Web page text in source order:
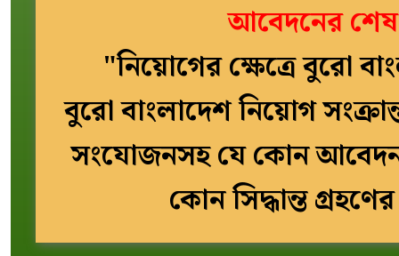
আবেদনের
"নিয়োগের ক্ষেত্রে বুরো
বুরো বাংলাদেশ নিয়োগ
সংযোজনসহ যে কোন
কোন সিদ্ধান্ত